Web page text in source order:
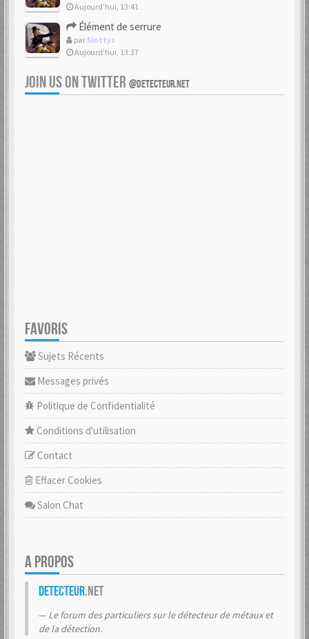
Aujourd’hui, 13:41
Élément de serrure
par Slottys
Aujourd’hui, 13:37
JOIN US ON TWITTER @DETECTEUR.NET
FAVORIS
Sujets Récents
Messages privés
Politique de Confidentialité
Conditions d'utilisation
Contact
Effacer Cookies
Salon Chat
A PROPOS
Detecteur.net
Le forum des particuliers sur le détecteur de métaux et
de la détection.